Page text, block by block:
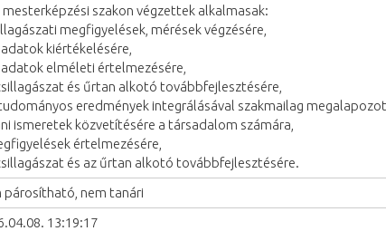
mesterképzési szakon végzettek alkalmasak:
megfigyelések, mérések végzésére,
adatok kiértékelésére,
adatok elméleti értelmezésére,
és űrtan alkotó továbbfejlesztésére,
eredmények integrálásával szakmailag
ismeretek közvetítésére a társadalom számára,
értelmezésére,
és az űrtan alkotó továbbfejlesztésére.
párosítható, nem tanári
13:19:17